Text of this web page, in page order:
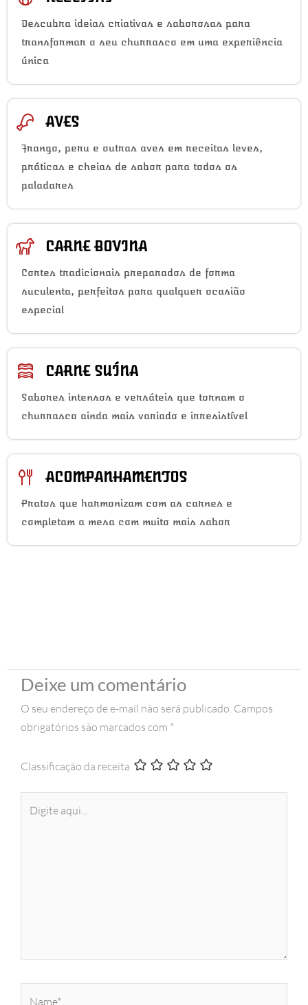
Descubra ideias criativas e saborosas para
transformar o seu churrasco em uma experiência
única
AVES
Frango, peru e outras aves em receitas leves,
práticas e cheias de sabor para todos os
paladares
CARNE BOVINA
Cortes tradicionais preparados de forma
suculenta, perfeitos para qualquer ocasião
especial
CARNE SUÍNA
Sabores intensos e versáteis que tornam o
churrasco ainda mais variado e irresistível
ACOMPANHAMENTOS
Pratos que harmonizam com as carnes e
completam a mesa com muito mais sabor
Deixe um comentário
O seu endereço de e-mail não será publicado. Campos
obrigatórios são marcados com *
Classificação da receita
aqui...